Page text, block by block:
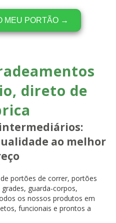
MEU PORTÃO →
direto de
intermediários:
ao melhor
portões de correr, portões
guarda-corpos,
os nossos produtos em
funcionais e prontos a